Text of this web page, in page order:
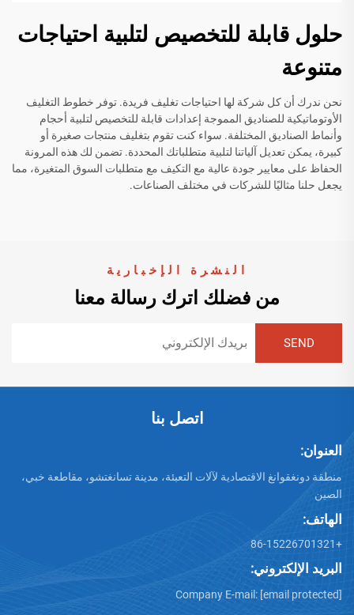
حلول قابلة للتخصيص لتلبية احتياجات
متنوعة
نحن ندرك أن كل شركة لها احتياجات تغليف فريدة. توفر خطوط التغليف
الأوتوماتيكية للصناديق المموجة إعدادات قابلة للتخصيص لتلبية أحجام
وأنماط الصناديق المختلفة. سواء كنت تقوم بتغليف منتجات صغيرة أو
كبيرة، يمكن تعديل آلياتنا لتلبية متطلباتك المحددة. تضمن لك هذه المرونة
الحفاظ على معايير جودة عالية مع التكيف مع متطلبات السوق المتغيرة، مما
يجعل حلنا مثاليًا للشركات في مختلف الصناعات.
النشرة الإخبارية
من فضلك اترك رسالة معنا
اتصل بنا
العنوان:
منطقة دونغقوانغ الاقتصادية لآلات التعبئة، مدينة تسانغتشو، مقاطعة خبي،
الصين
الهاتف:
+86-15226701321
البريد الإلكتروني:
Company E-mail: [email protected]